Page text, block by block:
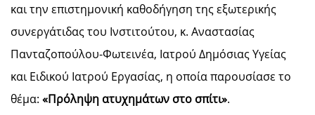
και την επιστημονική καθοδήγηση της εξωτερικής
συνεργάτιδας του Ινστιτούτου, κ. Αναστασίας
Πανταζοπούλου-Φωτεινέα, Ιατρού Δημόσιας Υγείας
και Ειδικού Ιατρού Εργασίας, η οποία παρουσίασε το
θέμα: «Πρόληψη ατυχημάτων στο σπίτι».